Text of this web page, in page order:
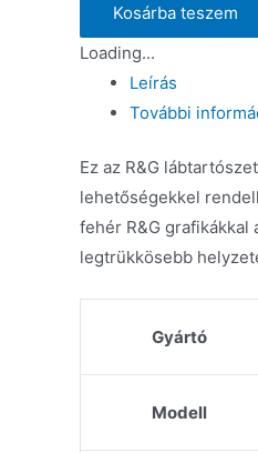
Kawasaki
ZX-
Kosárba teszem
Loading...
Leírás
További
Ez az R&G
lehetőségekkel
fehér R&G
legtrükkösebb
Gyártó
Modell